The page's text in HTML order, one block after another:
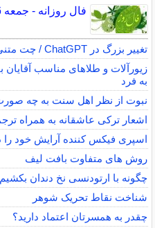
فال روزانه - جمعه 16 مرداد 1405
تغییر بزرگ در ChatGPT / چت متنی نامحدود و رایگان
زیورآلات و طلاهای مناسب
به فرد
نبوت از نظر اهل سنت به چه
اشعار ترکی عاشقانه به همراه
اسپری فیکس کننده آرایش خود را
روش های متفاوت بافت لیف
چگونه با ارتودنسی نخ دندان
شناخت نقاط تحریک شوهر
چقدر به همسرتان اعتماد دارید؟